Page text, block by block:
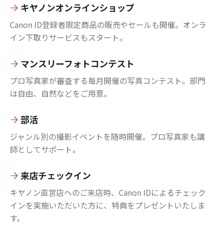
キヤノンオンラインショップ
Canon ID登録者限定商品の販売やセールも開催。オンラ
イン下取りサービスもスタート。
マンスリーフォトコンテスト
プロ写真家が審査する毎月開催の写真コンテスト。部門
は自由、自然などをご用意。
部活
ジャンル別の撮影イベントを随時開催。プロ写真家も講
師としてサポート。
来店チェックイン
キヤノン直営店へのご来店時、Canon IDによるチェック
インを実施いただいた方に、特典をプレゼントいたしま
す。